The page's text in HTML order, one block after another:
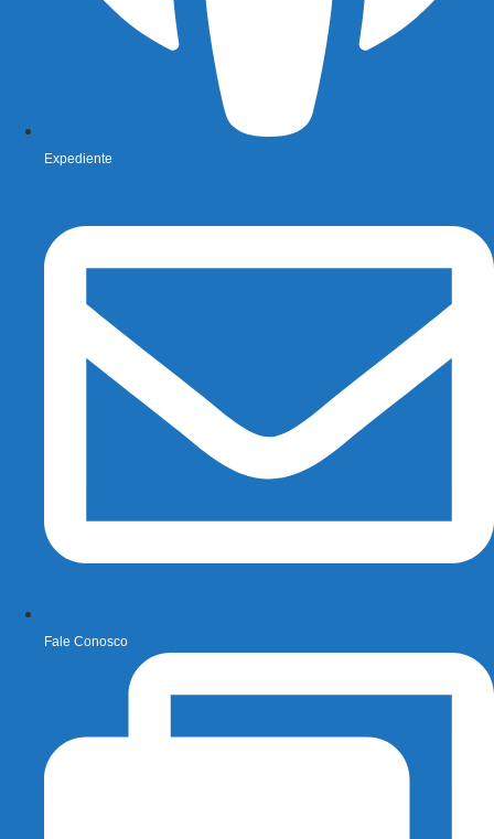
Expediente
Fale Conosco